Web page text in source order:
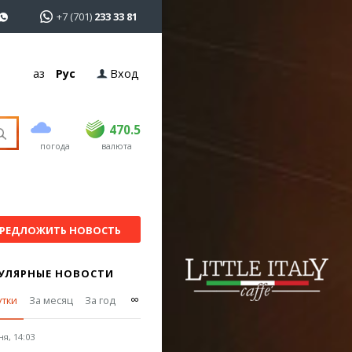
+7 (701) 233 33 81
Қаз Рус Вход
погода
470.5
USD 469 470.5
EUR валюта
НОВОСТЬ
НОВОСТИ
За месяц За год ∞
14:03